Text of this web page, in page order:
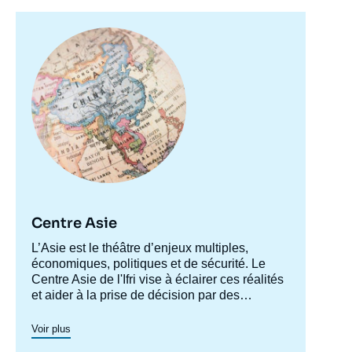
principale
Centre Asie
Accroche
centre
L’Asie est le théâtre d’enjeux multiples,
économiques, politiques et de sécurité. Le
Centre Asie de l'Ifri vise à éclairer ces réalités
et aider à la prise de décision par des
d’une plateforme de dialogue permanent
autour de ces enjeux.
de deux grands axes : les relations des
grandes puissances asiatiques avec le reste
Voir plus